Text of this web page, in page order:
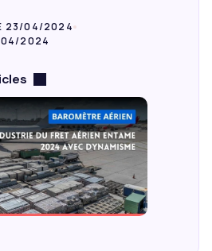
23/04/2024
04/2024